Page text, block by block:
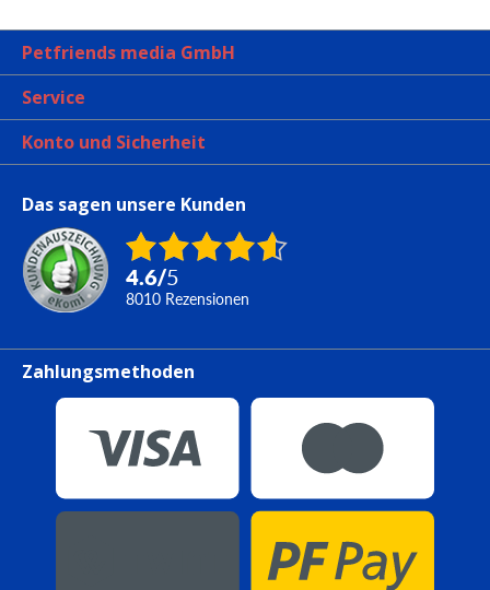
Petfriends media GmbH
Service
Konto und Sicherheit
Das sagen unsere Kunden
4.6/5
8010 Rezensionen
Zahlungsmethoden